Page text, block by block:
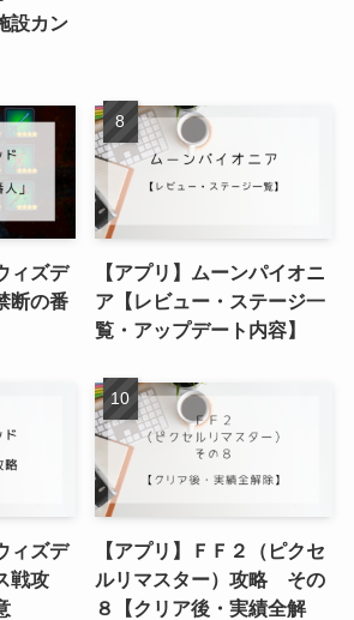
設カン
ィズデ
断の番
【アプリ】ムーンパイオニ
ア【レビュー・ステージ一
覧・アップデート内容】
ィズデ
戦攻
【アプリ】ＦＦ２（ピクセ
ルリマスター）攻略 その
８【クリア後・実績全解